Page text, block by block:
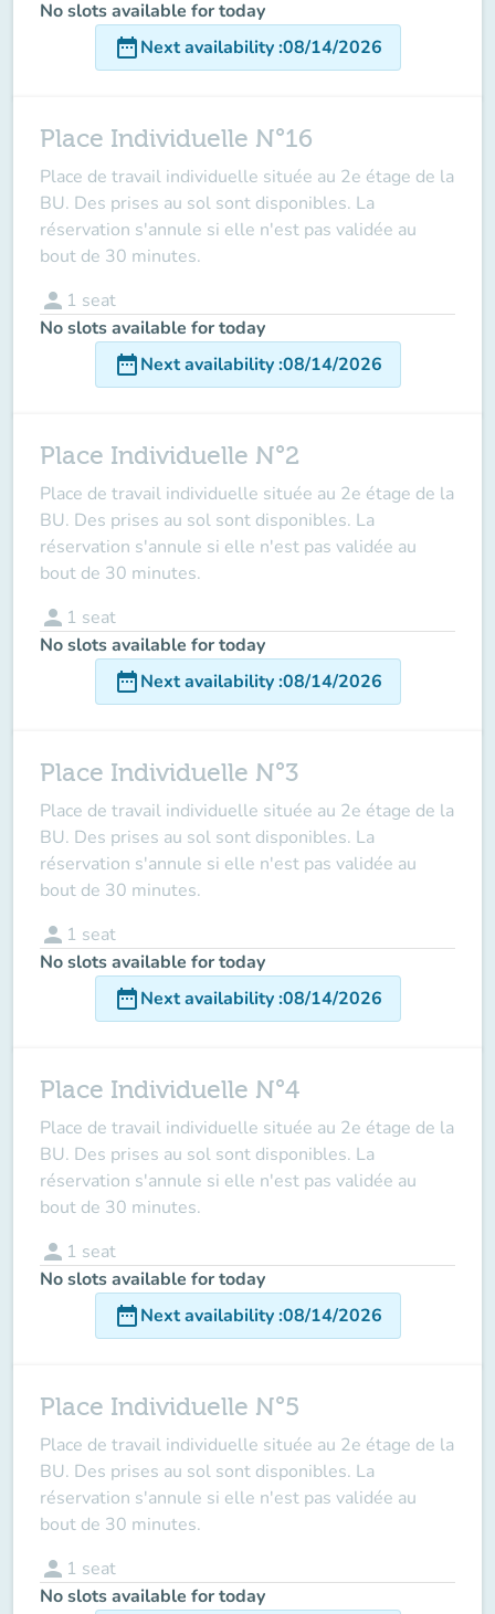
No slots available for today
date_rangeNext availability:08/14/2026
Place Individuelle N°16
Place de travail individuelle située au 2e étage de la
BU. Des prises au sol sont disponibles. La
réservation s'annule si elle n'est pas validée au
bout de 30 minutes.
person 1 seat
No slots available for today
date_rangeNext availability:08/14/2026
Place Individuelle N°2
Place de travail individuelle située au 2e étage de la
BU. Des prises au sol sont disponibles. La
réservation s'annule si elle n'est pas validée au
bout de 30 minutes.
person 1 seat
No slots available for today
date_rangeNext availability:08/14/2026
Place Individuelle N°3
Place de travail individuelle située au 2e étage de la
BU. Des prises au sol sont disponibles. La
réservation s'annule si elle n'est pas validée au
bout de 30 minutes.
person 1 seat
No slots available for today
date_rangeNext availability:08/14/2026
Place Individuelle N°4
Place de travail individuelle située au 2e étage de la
BU. Des prises au sol sont disponibles. La
réservation s'annule si elle n'est pas validée au
bout de 30 minutes.
person 1 seat
No slots available for today
date_rangeNext availability:08/14/2026
Place Individuelle N°5
Place de travail individuelle située au 2e étage de la
BU. Des prises au sol sont disponibles. La
réservation s'annule si elle n'est pas validée au
bout de 30 minutes.
person 1 seat
No slots available for today